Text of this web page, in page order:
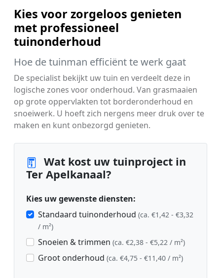
Kies voor zorgeloos genieten
met professioneel
tuinonderhoud
Hoe de tuinman efficiënt te werk gaat
De specialist bekijkt uw tuin en verdeelt deze in
logische zones voor onderhoud. Van grasmaaien
op grote oppervlakten tot borderonderhoud en
snoeiwerk. U hoeft zich nergens meer druk over te
maken en kunt onbezorgd genieten.
Wat kost uw tuinproject in
Ter Apelkanaal?
Kies uw gewenste diensten:
Standaard tuinonderhoud (ca. €1,42 - €3,32
/ m²)
Snoeien & trimmen (ca. €2,38 - €5,22 / m²)
Groot onderhoud (ca. €4,75 - €11,40 / m²)